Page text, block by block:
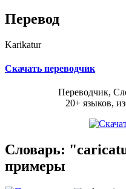
Перевод
Karikatur
Скачать переводчик
Переводчик,
20+ языков,
Словарь:
примеры